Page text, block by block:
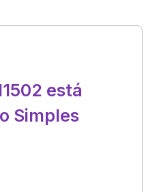
está
Simples